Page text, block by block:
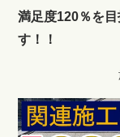
満足度120％を
す！！